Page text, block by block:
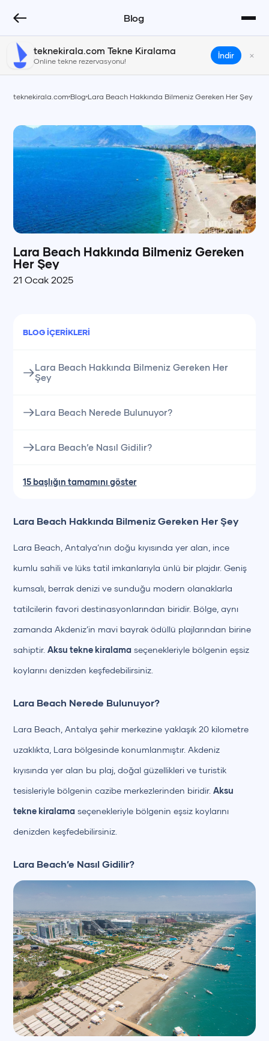
Blog
teknekirala.com Tekne Kiralama
Online tekne rezervasyonu!
İndir ×
teknekirala.com Blog Lara Beach Hakkında Bilmeniz Gereken Her Şey
Lara Beach Hakkında Bilmeniz Gereken
Her Şey
21 Ocak 2025
BLOG İÇERIKLERI
Lara Beach Hakkında Bilmeniz Gereken Her
Şey
Lara Beach Nerede Bulunuyor?
Lara Beach’e Nasıl Gidilir?
15 başlığın tamamını göster
Lara Beach Hakkında Bilmeniz Gereken Her Şey
Lara Beach, Antalya’nın doğu kıyısında yer alan, ince
kumlu sahili ve lüks tatil imkanlarıyla ünlü bir plajdır. Geniş
kumsalı, berrak denizi ve sunduğu modern olanaklarla
tatilcilerin favori destinasyonlarından biridir. Bölge, aynı
zamanda Akdeniz’in mavi bayrak ödüllü plajlarından birine
sahiptir.Aksu tekne kiralama seçenekleriyle bölgenin eşsiz
koylarını denizden keşfedebilirsiniz.
Lara Beach Nerede Bulunuyor?
Lara Beach, Antalya şehir merkezine yaklaşık 20 kilometre
uzaklıkta, Lara bölgesinde konumlanmıştır. Akdeniz
kıyısında yer alan bu plaj, doğal güzellikleri ve turistik
tesisleriyle bölgenin cazibe merkezlerinden biridir.Aksu
tekne kiralama seçenekleriyle bölgenin eşsiz koylarını
denizden keşfedebilirsiniz.
Lara Beach’e Nasıl Gidilir?